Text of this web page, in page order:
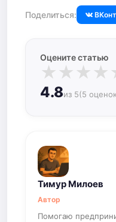
Поделиться:
Оцените статью
★
★
★
★
4.8из 5(5
Тимур Милоев
Автор
Помогаю